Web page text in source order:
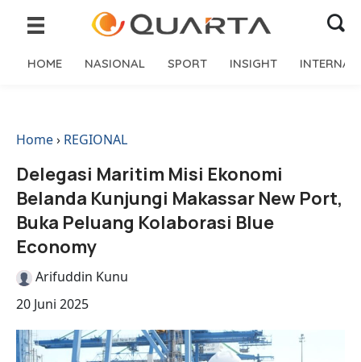
HOME NASIONAL SPORT INSIGHT
Home› REGIONAL
Delegasi Maritim Misi Ekonomi
Belanda Kunjungi Makassar New Port,
Buka Peluang Kolaborasi Blue
Economy
Arifuddin Kunu
20 Juni 2025